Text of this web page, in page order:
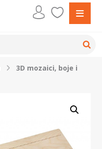
3D mozaici, boje i